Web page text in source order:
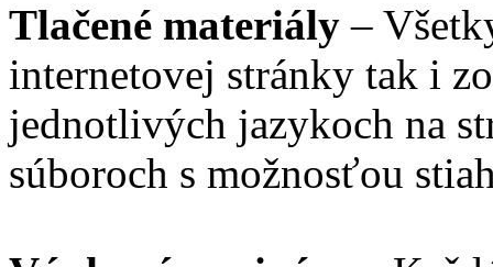
Tlačené materiály–
internetovej stránky tak i
jednotlivých jazykoch na
súboroch s možnosťou